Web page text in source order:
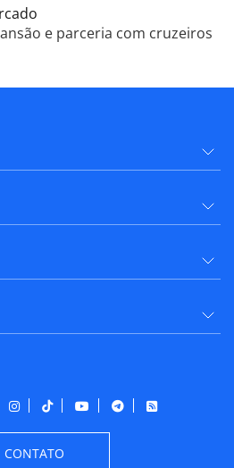
e parceria com cruzeiros
CONTATO